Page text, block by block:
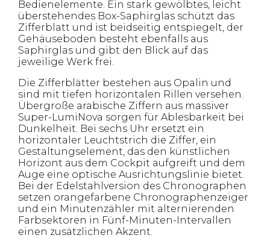
Bedienelemente. Ein stark gewölbtes, leicht
überstehendes Box-Saphirglas schützt das
Zifferblatt und ist beidseitig entspiegelt, der
Gehäuseboden besteht ebenfalls aus
Saphirglas und gibt den Blick auf das
jeweilige Werk frei.
Die Zifferblätter bestehen aus Opalin und
sind mit tiefen horizontalen Rillen versehen.
Übergroße arabische Ziffern aus massiver
Super-LumiNova sorgen für Ablesbarkeit bei
Dunkelheit. Bei sechs Uhr ersetzt ein
horizontaler Leuchtstrich die Ziffer, ein
Gestaltungselement, das den künstlichen
Horizont aus dem Cockpit aufgreift und dem
Auge eine optische Ausrichtungslinie bietet.
Bei der Edelstahlversion des Chronographen
setzen orangefarbene Chronographenzeiger
und ein Minutenzähler mit alternierenden
Farbsektoren in Fünf-Minuten-Intervallen
einen zusätzlichen Akzent.